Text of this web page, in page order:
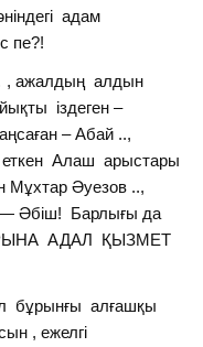
адам
пе?!
, ажалдың алдын
іздеген –
– Абай ..,
еткен Алаш арыстары
Мұхтар Әуезов ..,
— Әбіш! Барлығы да
АДАЛ ҚЫЗМЕТ
бұрынғы алғашқы
, ежелгі